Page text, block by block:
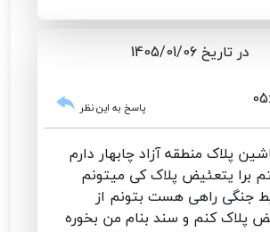
در تاریخ 1405/01/06
پاسخ به این نظر
پلاک منطقه آزاد چابهار دارم
برا یتعئیض پلاک کی میتونم
جنگی راهی هست بتونم از
پلاک کنم و سند بنام من بخوره